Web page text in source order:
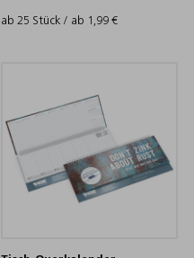
ab 25 Stück / ab 1,99 €